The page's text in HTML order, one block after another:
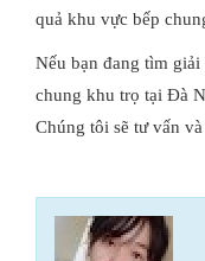
quả khu vực bếp
Nếu bạn đang tìm giải
chung khu trọ tại Đà
Chúng tôi sẽ tư vấn